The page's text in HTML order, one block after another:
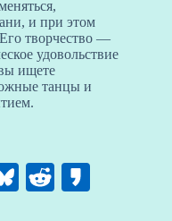
и при этом
творчество —
удовольствие
ищете
танцы и
Bl
R